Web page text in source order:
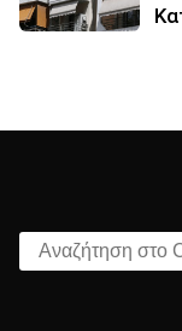
Αναζήτηση στο